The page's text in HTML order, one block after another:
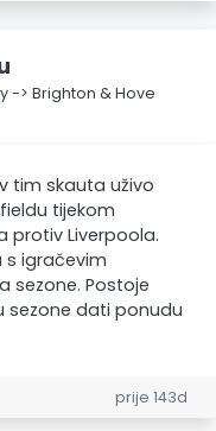
-> Brighton & Hove
tim skauta uživo
tijekom
protiv Liverpoola.
s igračevim
sezone. Postoje
sezone dati ponudu
prije 143d